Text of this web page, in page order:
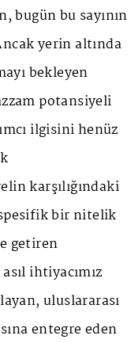
bugün bu sayının
yerin altında
bekleyen
potansiyeli
ilgisini henüz
karşılığındaki
spesifik bir nitelik
getiren
ihtiyacımız
uluslararası
entegre eden